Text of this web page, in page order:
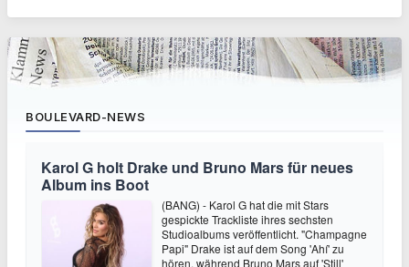
BOULEVARD-NEWS
Karol G holt Drake und Bruno Mars für neues
Album ins Boot
(BANG) - Karol G hat die mit Stars
gespickte Trackliste ihres sechsten
Studioalbums veröffentlicht. "Champagne
Papi" Drake ist auf dem Song 'Ahí' zu
hören, während Bruno Mars auf 'Still'